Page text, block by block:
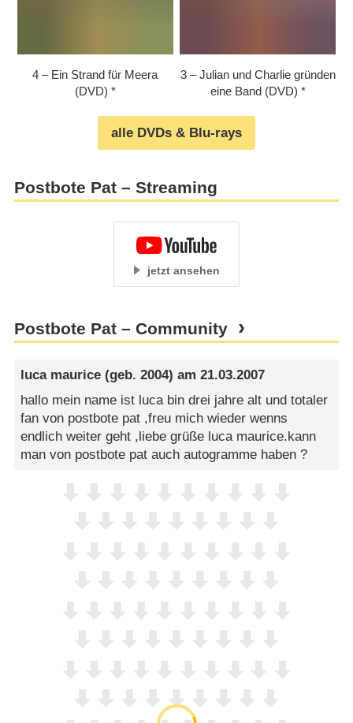
4 – Ein Strand für Meera
(DVD)
3 – Julian und Charlie gründen
eine Band (DVD)
alle DVDs & Blu-rays
Postbote Pat – Streaming
jetzt ansehen
Postbote Pat – Community
luca maurice (geb. 2004) am21.03.2007
hallo mein name ist luca bin drei jahre alt und totaler
fan von postbote pat ,freu mich wieder wenns
endlich weiter geht ,liebe grüße luca maurice.kann
man von postbote pat auch autogramme haben ?